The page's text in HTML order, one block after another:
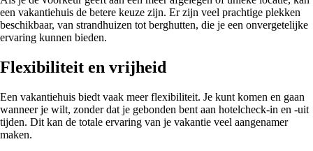
een vakantiehuis de betere keuze zijn. Er zijn veel prachtige plekken
beschikbaar, van strandhuizen tot berghutten, die je een onvergetelijke
ervaring kunnen bieden.
Flexibiliteit en vrijheid
Een vakantiehuis biedt vaak meer flexibiliteit. Je kunt komen en gaan
wanneer je wilt, zonder dat je gebonden bent aan hotelcheck-in en -uit
tijden. Dit kan de totale ervaring van je vakantie veel aangenamer
maken.